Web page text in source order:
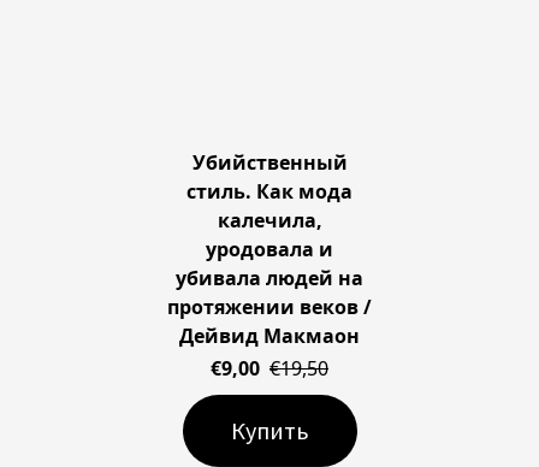
Убийственный
стиль. Как мода
калечила,
уродовала и
убивала людей на
протяжении веков /
Дейвид Макмаон
€9,00 €19,50
Купить